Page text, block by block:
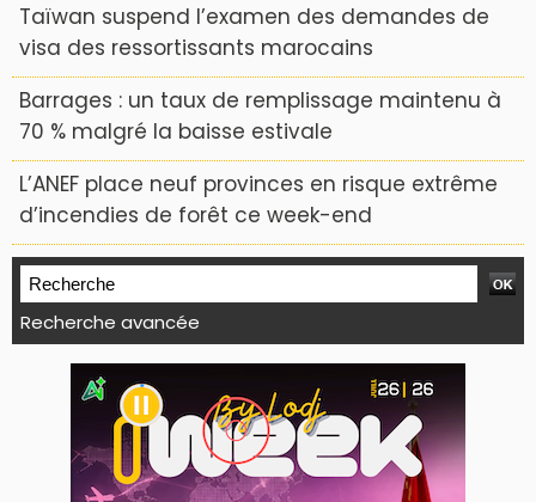
Taïwan suspend l’examen des demandes de
visa des ressortissants marocains
Barrages : un taux de remplissage maintenu à
70 % malgré la baisse estivale
L’ANEF place neuf provinces en risque extrême
d’incendies de forêt ce week-end
Recherche avancée